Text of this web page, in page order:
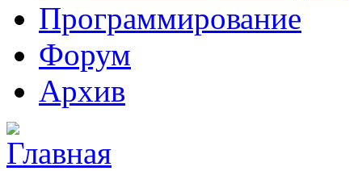
Программирование
Форум
Архив